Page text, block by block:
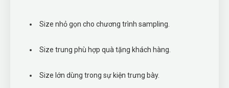
Size nhỏ gọn cho chương trình sampling.
Size trung phù hợp quà tặng khách hàng.
Size lớn dùng trong sự kiện trưng bày.